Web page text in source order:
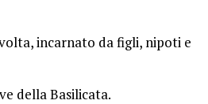
incarnato da figli, nipoti e
della Basilicata.